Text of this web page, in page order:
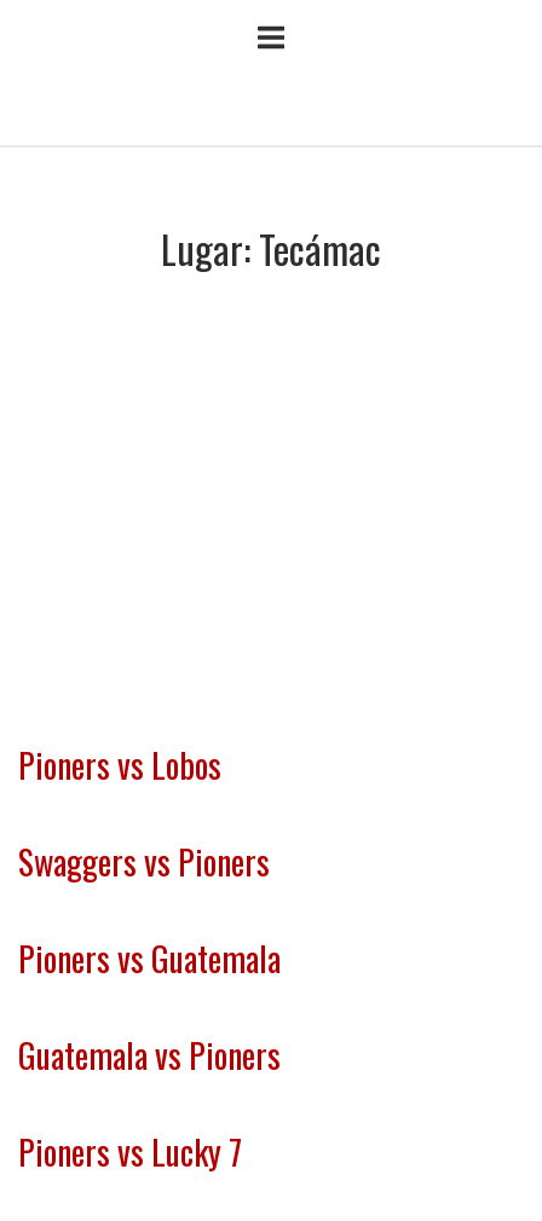
Lugar:Tecámac
Pioners vs Lobos
Swaggers vs Pioners
Pioners vs Guatemala
Guatemala vs Pioners
Pioners vs Lucky 7